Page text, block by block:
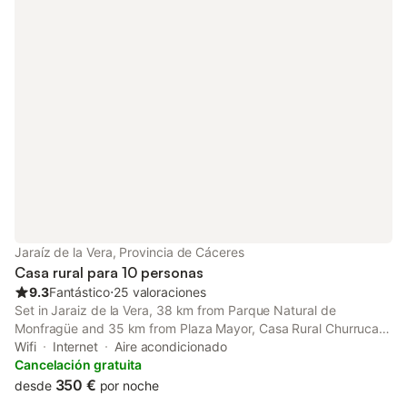
Jaraíz de la Vera, Provincia de Cáceres
Casa rural para 10 personas
9.3Fantástico⋅25 valoraciones
Set in Jaraiz de la Vera, 38 km from Parque Natural de
Monfragüe and 35 km from Plaza Mayor, Casa Rural Churruca
offers air-conditioned accommodation with a balcony and free
WiFi. With city views, this accommodation features a patio.
Wifi Internet
Aire acondicionado
Cancelación gratuita
desde 350 € por noche